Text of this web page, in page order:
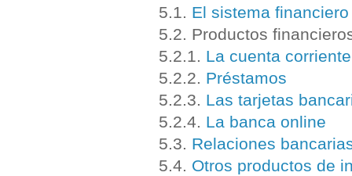
5.1. El sistema financiero
5.2. Productos
5.2.1. La cuenta
5.2.2. Préstamos
5.2.3. Las tarjetas
5.2.4. La banca online
5.3. Relaciones
5.4. Otros productos de